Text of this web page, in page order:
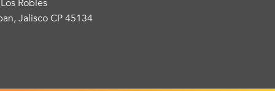
Robles
Jalisco CP 45134